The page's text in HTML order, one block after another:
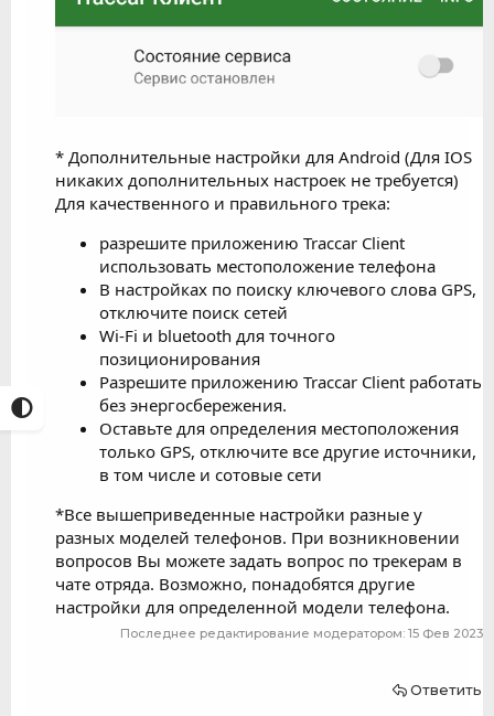
* Дополнительные настройки для Android (Для IOS
никаких дополнительных настроек не требуется)
Для качественного и правильного трека:
разрешите приложению Traccar Client
использовать местоположение телефона
В настройках по поиску ключевого слова GPS,
отключите поиск сетей
Wi-Fi и bluetooth для точного
позиционирования
Разрешите приложению Traccar Client работать
без энергосбережения.
Оставьте для определения местоположения
только GPS, отключите все другие источники,
в том числе и сотовые сети
*Все вышеприведенные настройки разные у
разных моделей телефонов. При возникновении
вопросов Вы можете задать вопрос по трекерам в
чате отряда. Возможно, понадобятся другие
настройки для определенной модели телефона.
Последнее редактирование модератором: 15 Фев 2023
Ответить